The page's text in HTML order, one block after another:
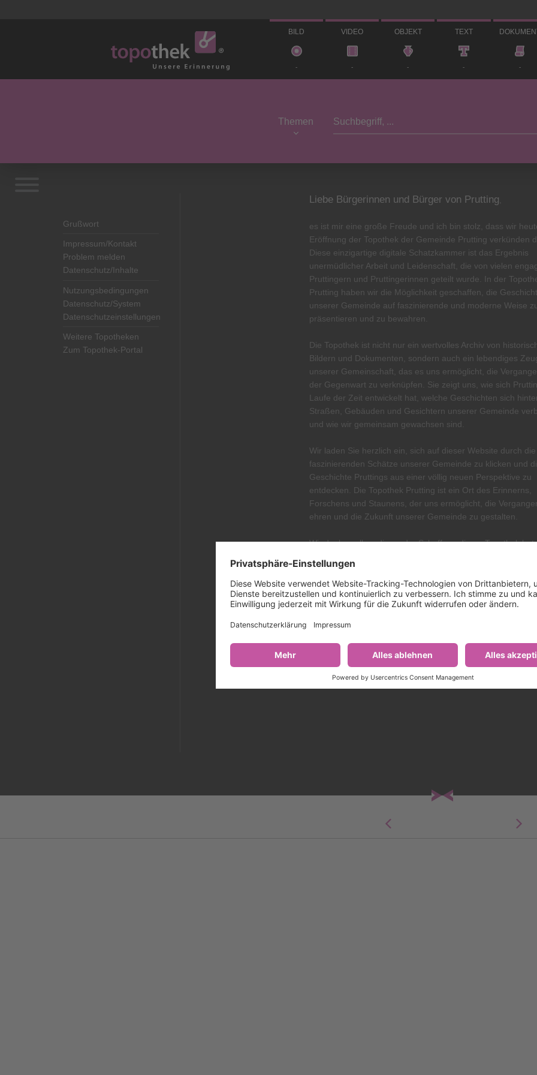
BILD
-
VIDEO
-
OBJEKT
-
TEXT
- -
Themen
Grußwort
Impressum/Kontakt
Problem melden
Datenschutz/Inhalte
Nutzungsbedingungen
Datenschutz/System
Datenschutzeinstellungen
Weitere Topotheken
Zum Topothek-Portal
Liebe Bürgerinnen und Bürger von Prutting
es ist mir eine große Freude und ich bin stolz, dass wir
Eröffnung der Topothek der Gemeinde Prutting verkünden
Diese einzigartige digitale Schatzkammer ist das Ergebnis
unermüdlicher Arbeit und Leidenschaft, die von vielen
Pruttingern und Pruttingerinnen geteilt wurde. In der
Prutting haben wir die Möglichkeit geschaffen, die
unserer Gemeinde auf faszinierende und moderne Weise
präsentieren und zu bewahren.
Die Topothek ist nicht nur ein wertvolles Archiv von
Bildern und Dokumenten, sondern auch ein lebendiges
unserer Gemeinschaft, das es uns ermöglicht, die
der Gegenwart zu verknüpfen. Sie zeigt uns, wie sich
Laufe der Zeit entwickelt hat, welche Geschichten sich
Straßen, Gebäuden und Gesichtern unserer Gemeinde
und wie wir gemeinsam gewachsen sind.
Wir laden Sie herzlich ein, sich auf dieser Website durch die
faszinierenden Schätze unserer Gemeinde zu klicken und
Geschichte Pruttings aus einer völlig neuen Perspektive zu
entdecken. Die Topothek Prutting ist ein Ort des Erinnerns,
Forschens und Staunens, der uns ermöglicht, die
ehren und die Zukunft unserer Gemeinde zu gestalten.
Wir danken allen, die an der Schaffung dieser Topothek
uns. Tauchen Sie ein in die Geschichte Pruttings und
die Reise in die Vergangenheit!
Mit herzlichen Grüßen,
Erster Bürgermeister der Gemeinde Prutting